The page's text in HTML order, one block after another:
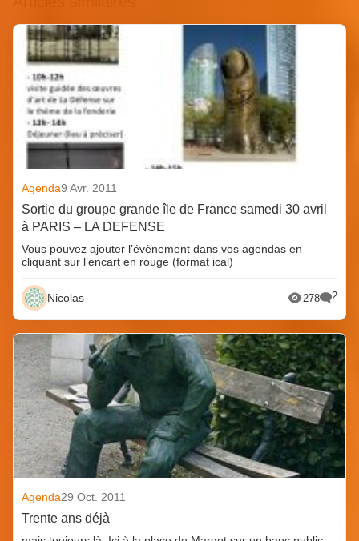
Agenda9 Avr. 2011
Sortie du groupe grande île de France samedi 30 avril
à PARIS – LA DEFENSE
Vous pouvez ajouter l’évènement dans vos agendas en
cliquant sur l’encart en rouge (format ical)
Nicolas 278 2
Agenda29 Oct. 2011
Trente ans déjà